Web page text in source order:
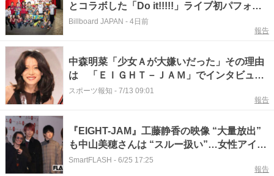
とコラボした「Do it!!!!!」ライブ初パフォー
マンス映像を公開
Billboard JAPAN - 4日前
報告
中森明菜「少女Ａが大嫌いだった」その理由
は 「ＥＩＧＨＴ－ＪＡＭ」でインタビュー
放送
スポーツ報知 - 7/13 09:01
報告
『EIGHT-JAM』工藤静香の映像 “大量放出”
も中山美穂さんは “スルー扱い”…女性アイド
ル特集の “扱いの差” にファン落胆
SmartFLASH - 6/25 17:25
報告